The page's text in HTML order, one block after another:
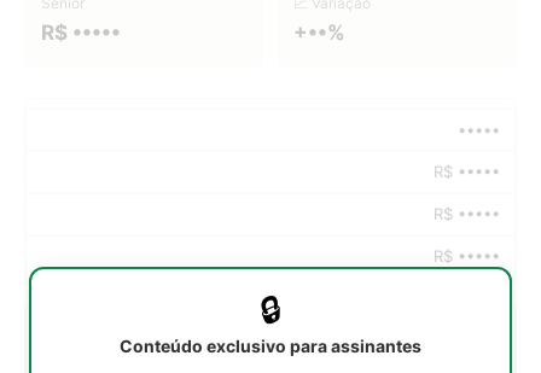
R$ ••••• +••%
•••••
R$ •••••
R$ •••••
R$ •••••
🔒
Conteúdo exclusivo para assinantes